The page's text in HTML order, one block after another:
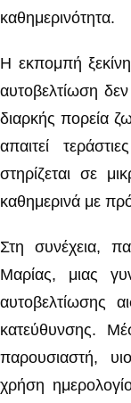
καθημερινότητα.
Η εκπομπή
αυτοβελτίωση
διαρκής πορεία
απαιτεί
στηρίζεται σε
καθημερινά με
Στη συνέχεια,
Μαρίας, μιας
αυτοβελτίωσης
κατεύθυνσης.
παρουσιαστή,
χρήση